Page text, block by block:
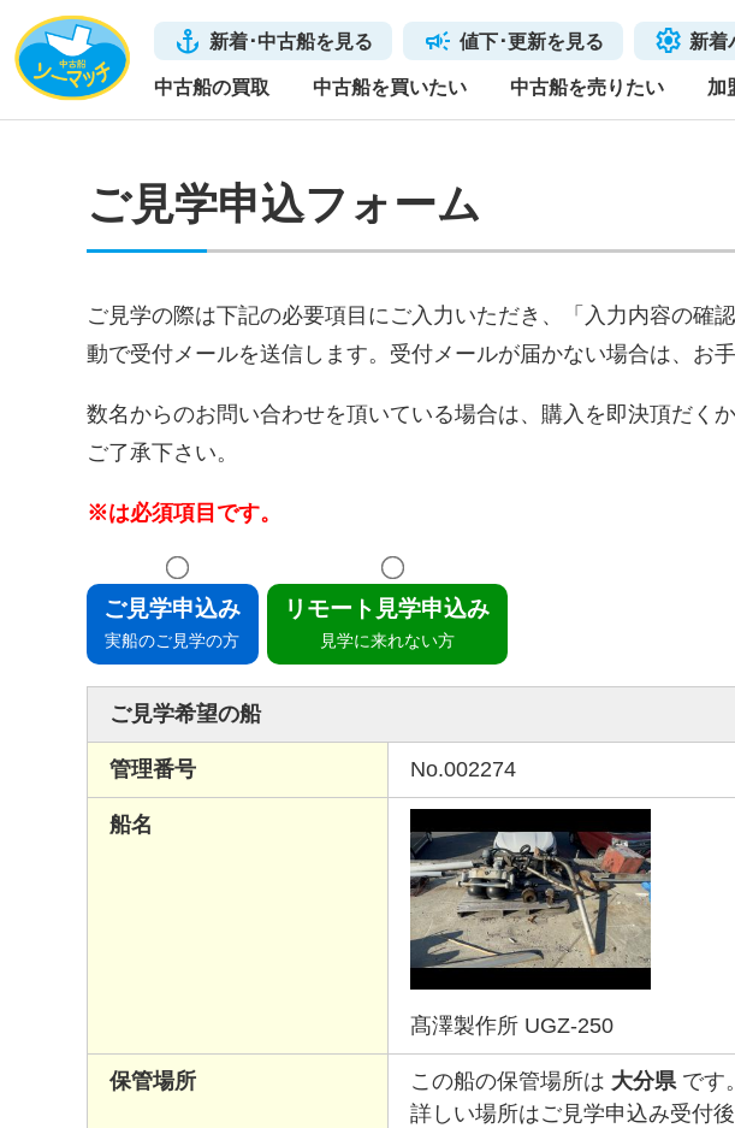
新着･中古船を見る 値下･更新を見る 新着
中古船の買取 中古船を買いたい 中古船を売りたい 加
ご見学申込フォーム
ご見学の際は下記の必要項目にご入力いただき、「入力内容の確
動で受付メールを送信します。受付メールが届かない場合は、お
数名からのお問い合わせを頂いている場合は、購入を即決頂だく
ご了承下さい。
※は必須項目です。
ご見学申込み
実船のご見学の方
リモート見学申込み
見学に来れない方
ご見学希望の船
管理番号 No.002274
船名
髙澤製作所 UGZ-250
保管場所 この船の保管場所は 大分県 です。
詳しい場所はご見学申込み受付